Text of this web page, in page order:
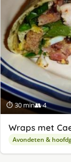
⏱ 30 min👥 4
Wraps met
Avondeten &